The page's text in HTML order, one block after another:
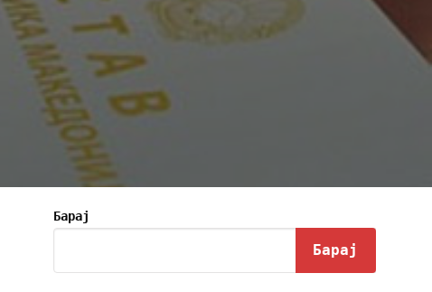
Барај
Барај